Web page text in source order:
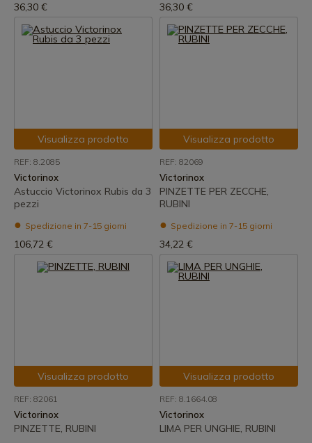
36,30 € 36,30 €
Visualizza prodotto
REF: 8.2085
Victorinox
Astuccio Victorinox Rubis da 3
pezzi
Spedizione in 7-15 giorni
106,72 €
Visualizza prodotto
REF: 82069
Victorinox
PINZETTE PER ZECCHE,
RUBINI
Spedizione in 7-15 giorni
34,22 €
Visualizza prodotto
REF: 82061
Victorinox
PINZETTE, RUBINI
Visualizza prodotto
REF: 8.1664.08
Victorinox
LIMA PER UNGHIE, RUBINI